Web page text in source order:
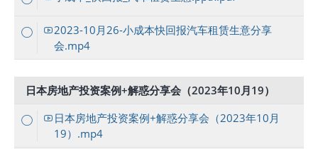
2023-10月26-小成本快回报汽车租赁生意分享
会.mp4
日本房地产投资案例+解惑分享会（2023年10月19）
日本房地产投资案例+解惑分享会（2023年10月
19）.mp4